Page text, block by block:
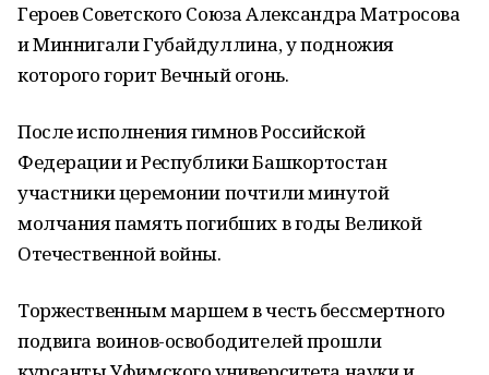
Героев Советского Союза Александра Матросова
и Миннигали Губайдуллина, у подножия
которого горит Вечный огонь.
После исполнения гимнов Российской
Федерации и Республики Башкортостан
участники церемонии почтили минутой
молчания память погибших в годы Великой
Отечественной войны.
Торжественным маршем в честь бессмертного
подвига воинов-освободителей прошли